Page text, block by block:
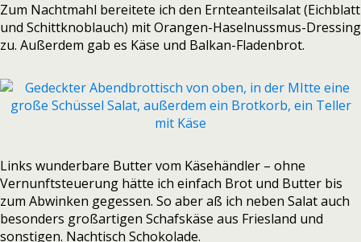
Zum Nachtmahl bereitete ich den Ernteanteilsalat (Eichblatt
und Schittknoblauch) mit Orangen-Haselnussmus-Dressing
zu. Außerdem gab es Käse und Balkan-Fladenbrot.
Links wunderbare Butter vom Käsehändler – ohne
Vernunftsteuerung hätte ich einfach Brot und Butter bis
zum Abwinken gegessen. So aber aß ich neben Salat auch
besonders großartigen Schafskäse aus Friesland und
sonstigen. Nachtisch Schokolade.